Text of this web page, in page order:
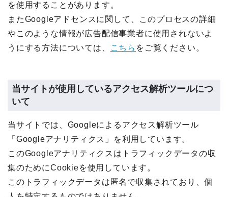
を使用することがあります。
またGoogleアドセンスに関して、このプロセスの詳細
やこのような情報が広告配信事業者に使用されないよ
うにする方法については、
こちら をご覧ください。
当サイトが使用しているアクセス解析ツールにつ
いて
当サイトでは、Googleによるアクセス解析ツール
「Googleアナリティクス」を利用しています。
このGoogleアナリティクスはトラフィックデータの収
集のためにCookieを使用しています。
このトラフィックデータは匿名で収集されており、個